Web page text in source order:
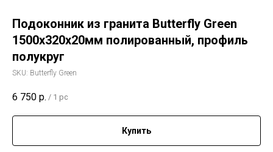
Подоконник из гранита Butterfly Green
1500х320х20мм полированный, профиль
полукруг
SKU: Butterfly Green
6 750 р. / 1 pc
Купить